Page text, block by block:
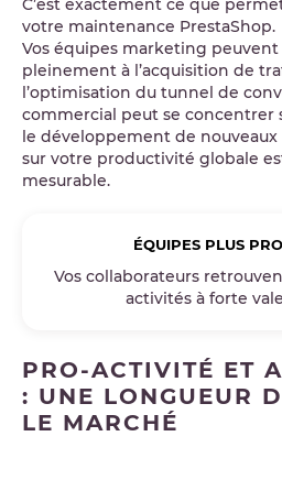
C’est exactement ce que
votre maintenance PrestaShop.
Vos équipes marketing
pleinement à l’acquisition de
l’optimisation du tunnel de
commercial peut se concentrer
le développement de nouveaux
sur votre productivité globale
mesurable.
ÉQUIPES PLUS
Vos collaborateurs
activités à forte
PRO-ACTIVITÉ ET
: UNE LONGUEUR
LE MARCHÉ